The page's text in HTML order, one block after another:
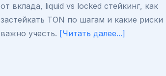
от вклада, liquid vs locked стейкинг, как
застейкать TON по шагам и какие риски
важно учесть. [Читать далее...]